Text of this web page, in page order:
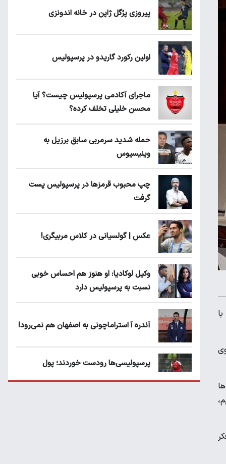
پیروزی پرُگل ژاپن در خانه اندونزی
اولین رکورد گاریدو در پرسپولیس
ماجرای آکادمی پرسپولیس چیست؟ آیا
محسن خلیلی تخلف کرده؟
حمله شدید سرمربی سابق برزیل به
وینیسیوس
چپ محبوب قرمزها در پرسپولیس پست
گرفت
عکس | گولسیانی در کلاس مربیگری!
وکیل لوکادیا: او هنوز هم احساس خوبی
نسبت به پرسپولیس دارد
آندره آ استراماچونی به اصفهان هم نمی‌رود!
پرسپولیسی‌ها رودست خوردند؛ پول